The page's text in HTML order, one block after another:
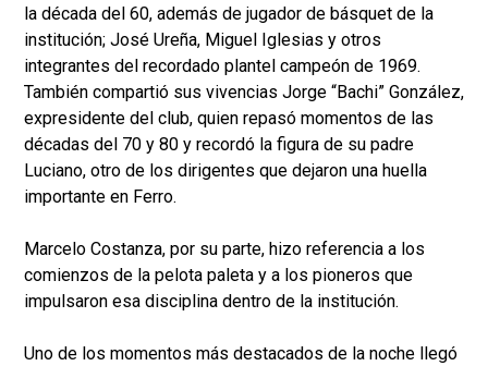
la década del 60, además de jugador de básquet de la
institución; José Ureña, Miguel Iglesias y otros
integrantes del recordado plantel campeón de 1969.
También compartió sus vivencias Jorge “Bachi” González,
expresidente del club, quien repasó momentos de las
décadas del 70 y 80 y recordó la figura de su padre
Luciano, otro de los dirigentes que dejaron una huella
importante en Ferro.
Marcelo Costanza, por su parte, hizo referencia a los
comienzos de la pelota paleta y a los pioneros que
impulsaron esa disciplina dentro de la institución.
Uno de los momentos más destacados de la noche llegó